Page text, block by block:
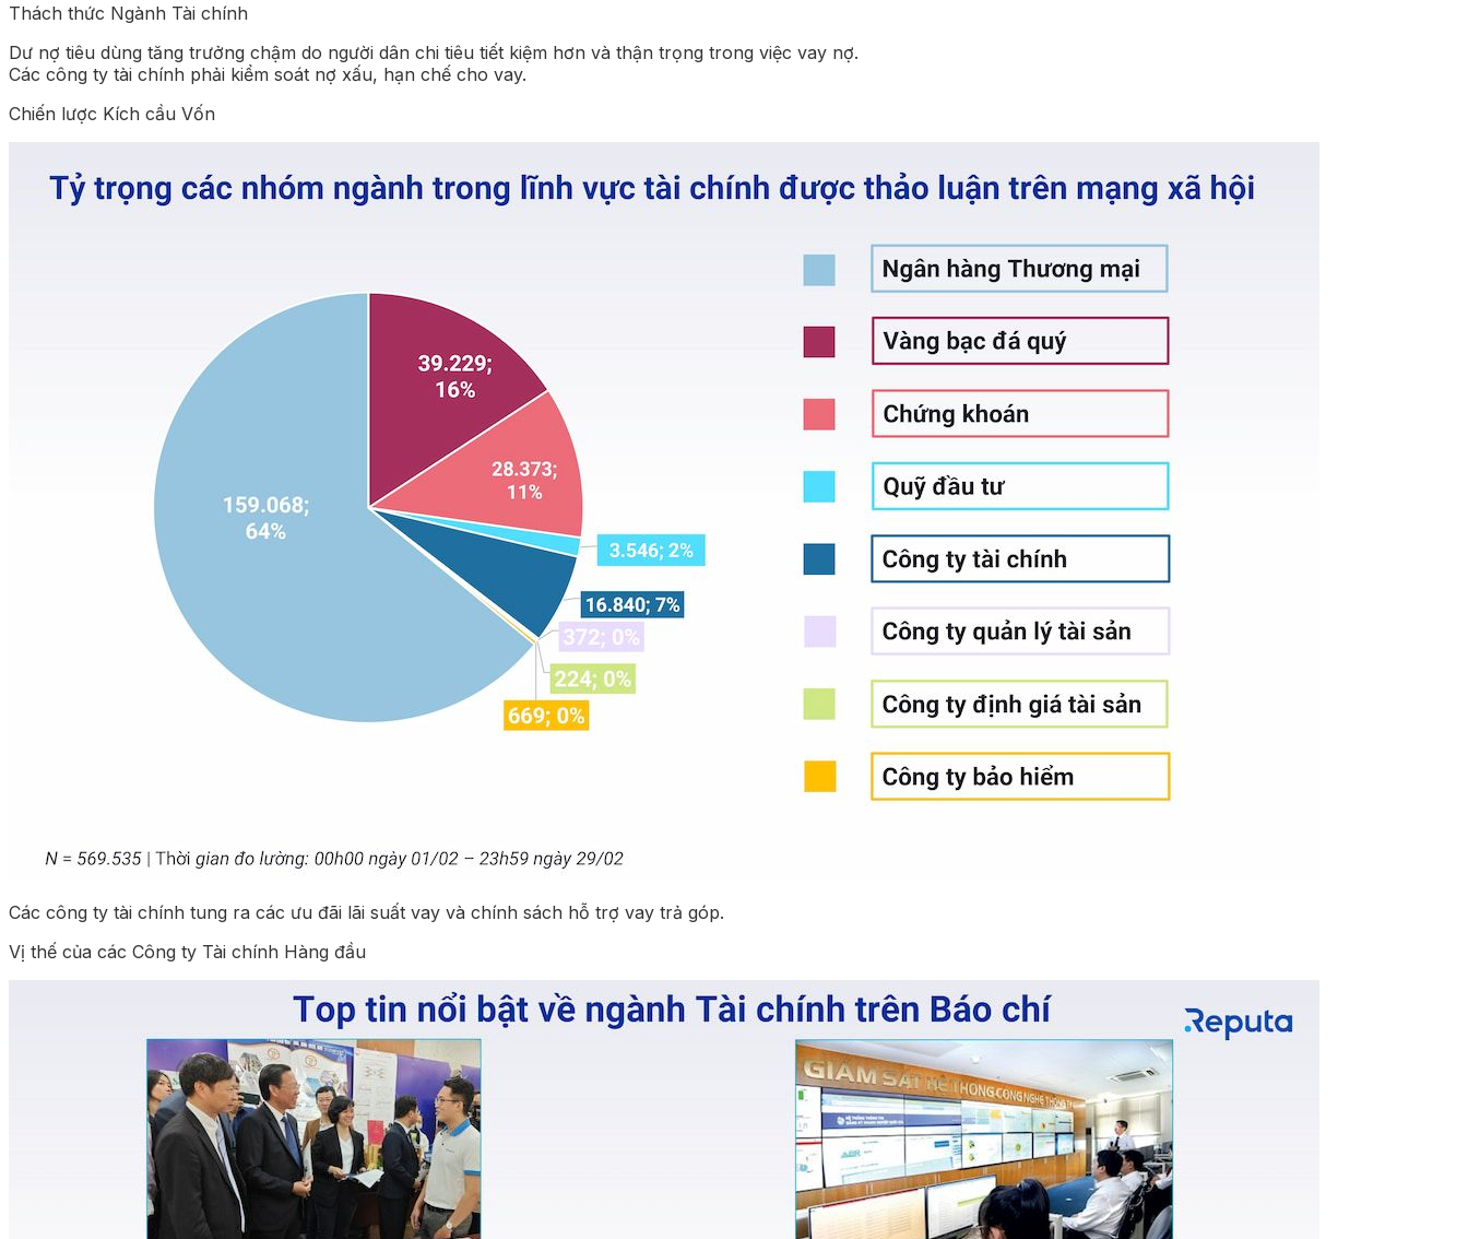
Thách thức Ngành Tài chính
Dư nợ tiêu dùng tăng trưởng chậm do người dân chi tiêu tiết kiệm hơn và thận trọng trong việc vay nợ.
Các công ty tài chính phải kiểm soát nợ xấu, hạn chế cho vay.
Chiến lược Kích cầu Vốn
Các công ty tài chính tung ra các ưu đãi lãi suất vay và chính sách hỗ trợ vay trả góp.
Vị thế của các Công ty Tài chính Hàng đầu